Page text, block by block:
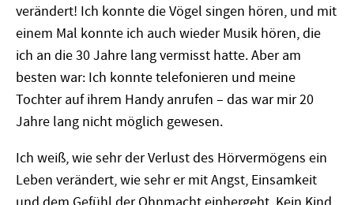
verändert! Ich konnte die Vögel singen hören, und mit
einem Mal konnte ich auch wieder Musik hören, die
ich an die 30 Jahre lang vermisst hatte. Aber am
besten war: Ich konnte telefonieren und meine
Tochter auf ihrem Handy anrufen – das war mir 20
Jahre lang nicht möglich gewesen.
Ich weiß, wie sehr der Verlust des Hörvermögens ein
Leben verändert, wie sehr er mit Angst, Einsamkeit